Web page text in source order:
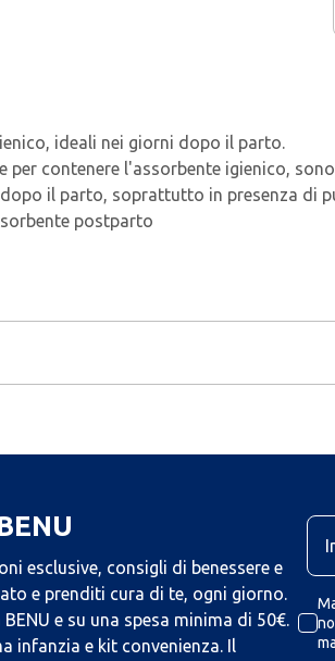
ideali nei giorni dopo il parto.
per contenere l'assorbente igienico,
il parto, soprattutto in presenza di
postparto
esclusive, consigli di benessere e
e prenditi cura di te, ogni giorno.
e su una spesa minima di 50€.
infanzia e kit convenienza. Il